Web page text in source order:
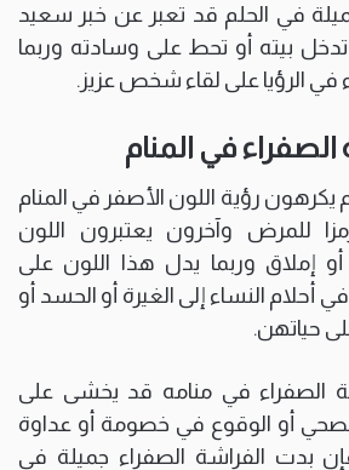
في الحلم قد تعبر عن خبر سعيد
تدخل بيته أو تحط على وسادته وربما
في الرؤيا على لقاء شخص عزيز.
في المنام
رؤية اللون الأصفر في المنام
للمرض وآخرون يعتبرون اللون
أو إملاق وربما يدل هذا اللون على
أحلام النساء إلى الغيرة أو الحسد أو
حياتهن.
الصفراء في منامه قد يخشى على
أو الوقوع في خصومة أو عداوة
بدت الفراشة الصفراء جميلة في